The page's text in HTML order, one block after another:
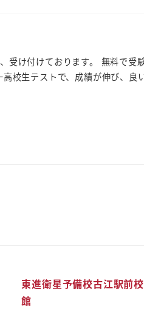
受け付けております。 無料で
校生テストで、成績が伸び、
東進衛星予備校古江駅前
館